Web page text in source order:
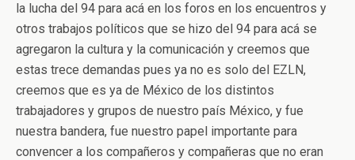
la lucha del 94 para acá en los foros en los encuentros y
otros trabajos políticos que se hizo del 94 para acá se
agregaron la cultura y la comunicación y creemos que
estas trece demandas pues ya no es solo del EZLN,
creemos que es ya de México de los distintos
trabajadores y grupos de nuestro país México, y fue
nuestra bandera, fue nuestro papel importante para
convencer a los compañeros y compañeras que no eran